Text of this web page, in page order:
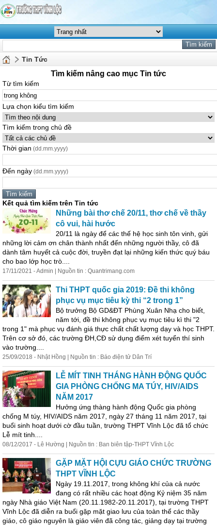
Tin Tức
Tìm kiếm nâng cao mục Tin tức
Từ tìm kiếm
Lựa chọn kiểu tìm kiếm
Tìm kiếm trong chủ đề
Thời gian (dd.mm.yyyy)
Đến ngày (dd.mm.yyyy)
Kết quả tìm kiếm trên Tin tức
Những bài thơ chế 20/11, thơ chế về thầy
cô vui, hài hước
20/11 là ngày để các thế hệ học sinh tôn vinh, gửi
những lời cảm ơn chân thành nhất đến những người thầy, cô đã
dành tâm huyết cả cuộc đời, truyền đạt lại những kiến thức quý báu
cho bao lớp học trò....
17/11/2021 - Admin | Nguồn tin : Quantrimang.com
Thi THPT quốc gia 2019: Đề thi không
phục vụ mục tiêu kỳ thi “2 trong 1”
Bộ trưởng Bộ GD&ĐT Phùng Xuân Nhạ cho biết,
năm tới, đề thi không phục vụ mục tiêu kì thi "2
trong 1" mà phục vụ đánh giá thực chất chất lượng dạy và học THPT.
Trên cơ sở đó, các trường ĐH,CĐ sử dụng điểm xét tuyển thí sinh
vào trường....
25/09/2018 - Nhật Hồng | Nguồn tin : Báo điện tử Dân Trí
LỄ MÍT TINH THÁNG HÀNH ĐỘNG QUỐC
GIA PHÒNG CHỐNG MA TÚY, HIV/AIDS
NĂM 2017
Hưởng ứng thàng hành động Quốc gia phòng
chống M túy, HIV/AIDS năm 2017, ngày 27 tháng 11 năm 2017, tại
buổi sinh hoạt dưới cờ đầu tuần, trường THPT Vĩnh Lộc đã tổ chức
Lễ mít tinh....
08/12/2017 - Lê Hường | Nguồn tin : Ban biên tập-THPT Vĩnh Lộc
GẶP MẶT HỘI CỰU GIÁO CHỨC TRƯỜNG
THPT VĨNH LỘC
Ngày 19.11.2017, trong không khí của cả nước
đang có rất nhiều các hoạt động Kỷ niệm 35 năm
ngày Nhà giáo Việt Nam (20.11.1982-20.11.2017), tại trường THPT
Vĩnh Lộc đã diễn ra buổi gặp mặt giao lưu của toàn thể các thầy
giáo, cô giáo nguyên là giáo viên đã công tác, giảng dạy tại trường